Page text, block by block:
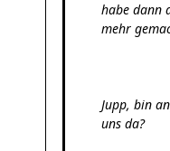
habe dann
mehr
Jupp, bin
uns da?